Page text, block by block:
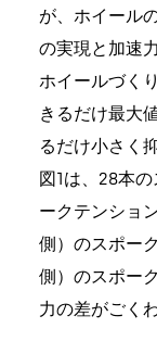
が、ホイール
の実現と加速
ホイールづく
きるだけ最大
るだけ小さく
図1は、28本
ークテンショ
側）のスポー
側）のスポー
力の差がごく